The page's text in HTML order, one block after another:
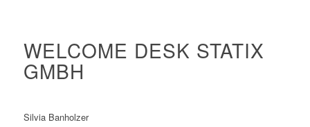
WELCOME DESK STATIX
GMBH
Silvia Banholzer